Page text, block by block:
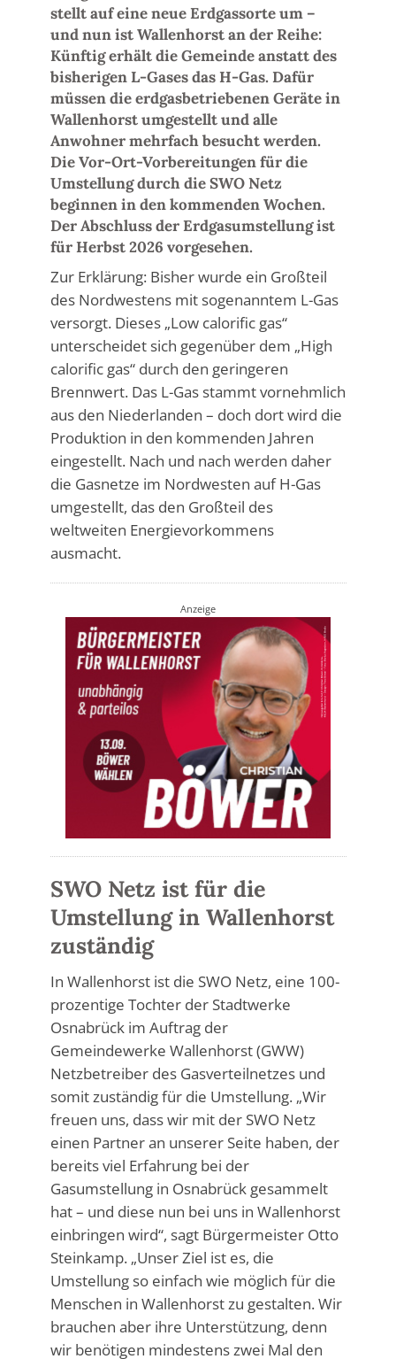
stellt auf eine neue Erdgassorte um –
und nun ist Wallenhorst an der Reihe:
Künftig erhält die Gemeinde anstatt des
bisherigen L-Gases das H-Gas. Dafür
müssen die erdgasbetriebenen Geräte in
Wallenhorst umgestellt und alle
Anwohner mehrfach besucht werden.
Die Vor-Ort-Vorbereitungen für die
Umstellung durch die SWO Netz
beginnen in den kommenden Wochen.
Der Abschluss der Erdgasumstellung ist
für Herbst 2026 vorgesehen.
Zur Erklärung: Bisher wurde ein Großteil
des Nordwestens mit sogenanntem L-Gas
versorgt. Dieses „Low calorific gas“
unterscheidet sich gegenüber dem „High
calorific gas“ durch den geringeren
Brennwert. Das L-Gas stammt vornehmlich
aus den Niederlanden – doch dort wird die
Produktion in den kommenden Jahren
eingestellt. Nach und nach werden daher
die Gasnetze im Nordwesten auf H-Gas
umgestellt, das den Großteil des
weltweiten Energievorkommens
ausmacht.
Anzeige
SWO Netz ist für die
Umstellung in Wallenhorst
zuständig
In Wallenhorst ist die SWO Netz, eine 100-
prozentige Tochter der Stadtwerke
Osnabrück im Auftrag der
Gemeindewerke Wallenhorst (GWW)
Netzbetreiber des Gasverteilnetzes und
somit zuständig für die Umstellung. „Wir
freuen uns, dass wir mit der SWO Netz
einen Partner an unserer Seite haben, der
bereits viel Erfahrung bei der
Gasumstellung in Osnabrück gesammelt
hat – und diese nun bei uns in Wallenhorst
einbringen wird“, sagt Bürgermeister Otto
Steinkamp. „Unser Ziel ist es, die
Umstellung so einfach wie möglich für die
Menschen in Wallenhorst zu gestalten. Wir
brauchen aber ihre Unterstützung, denn
wir benötigen mindestens zwei Mal den